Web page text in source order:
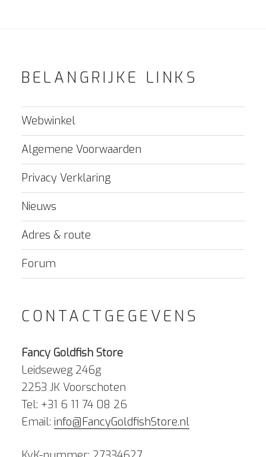
BELANGRIJKE LINKS
Webwinkel
Algemene Voorwaarden
Privacy Verklaring
Nieuws
Adres & route
Forum
CONTACTGEGEVENS
Fancy Goldfish Store
Leidseweg 246g
2253 JK Voorschoten
Tel: +31 6 11 74 08 26
Email: info@FancyGoldfishStore.nl